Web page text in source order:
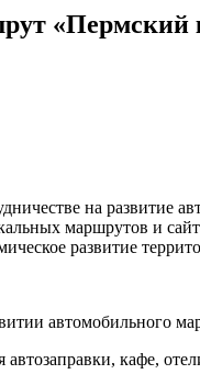
«Пермский
на
маршрутов и
развитие
автомобильного
кафе,